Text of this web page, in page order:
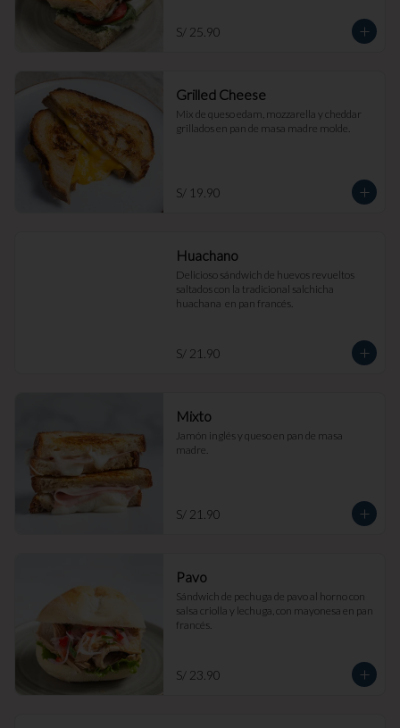
S/ 25.90
Grilled Cheese
Mix de queso edam, mozzarella y cheddar
grillados en pan de masa madre molde.
S/ 19.90
Huachano
Delicioso sándwich de huevos revueltos
saltados con la tradicional salchicha
huachana  en pan francés.
S/ 21.90
Mixto
Jamón inglés y queso en pan de masa
madre.
S/ 21.90
Pavo
Sándwich de pechuga de pavo al horno con
salsa criolla y lechuga, con mayonesa en pan
francés.
S/ 23.90